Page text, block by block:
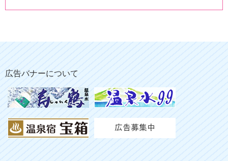
広告バナーについて